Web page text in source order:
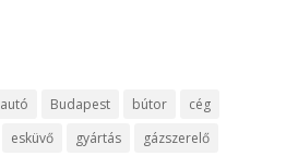
autó Budapest bútor
cég
esküvő gyártás
gázszerelő